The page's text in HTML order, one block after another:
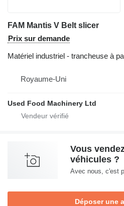
FAM Mantis V Belt slicer
Prix sur demande
Matériel industriel - trancheuse à
Royaume-Uni
Used Food Machinery Ltd
Vous
véhicules ?
Avec nous, c'est
Déposer une